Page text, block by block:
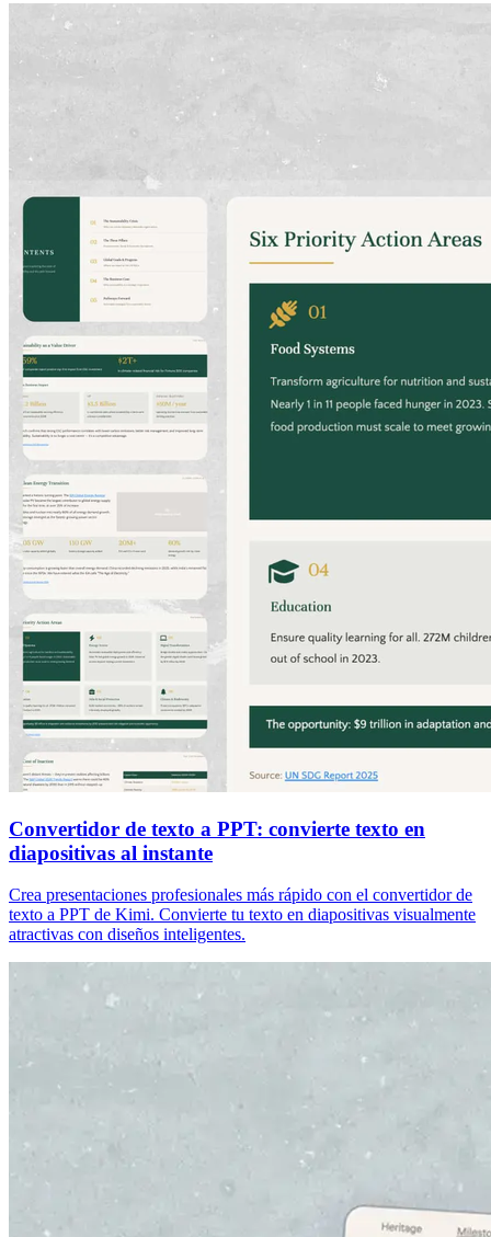
Convertidor de texto a PPT: convierte texto en
diapositivas al instante
Crea presentaciones profesionales más rápido con el convertidor de
texto a PPT de Kimi. Convierte tu texto en diapositivas visualmente
atractivas con diseños inteligentes.